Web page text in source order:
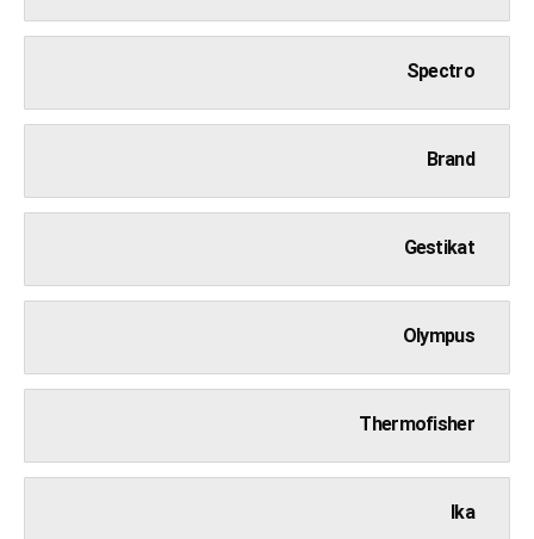
Spectro
Brand
Gestikat
Olympus
Thermofisher
Ika